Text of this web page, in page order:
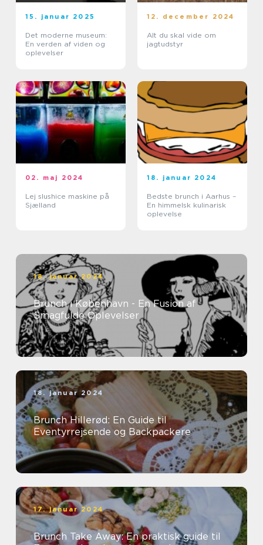
15. januar 2025
Det moderne museum:
En verden af viden og
oplevelser
12. december 2024
Alt du skal vide om
jagtudstyr
02. maj 2024
Lej slushice maskine på
Sjælland
18. januar 2024
Bedste brunch i Aarhus –
En himmelsk kulinarisk
oplevelse
18. januar 2024
Brunch i København - En Fusion af
Smagfulde Oplevelser
18. januar 2024
Brunch Hillerød: En Guide til
Eventyrrejsende og Backpackere
17. januar 2024
Brunch Take Away: En praktisk guide til